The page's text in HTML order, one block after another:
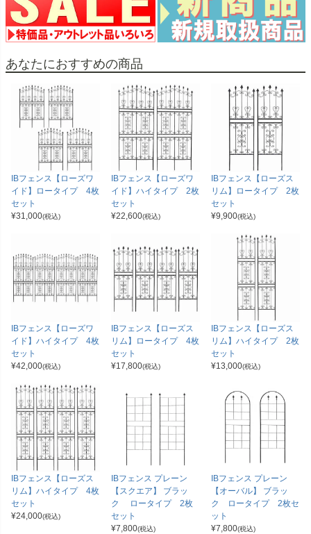
あなたにおすすめの商品
IBフェンス【ローズワ
イド】ロータイプ 4枚
セット
¥31,000(税込)
IBフェンス【ローズワ
イド】ハイタイプ 2枚
セット
¥22,600(税込)
IBフェンス【ローズス
リム】ロータイプ 2枚
セット
¥9,900(税込)
IBフェンス【ローズワ
イド】ハイタイプ 4枚
セット
¥42,000(税込)
IBフェンス【ローズス
リム】ロータイプ 4枚
セット
¥17,800(税込)
IBフェンス【ローズス
リム】ハイタイプ 2枚
セット
¥13,000(税込)
IBフェンス【ローズス
リム】ハイタイプ 4枚
セット
¥24,000(税込)
IBフェンス プレーン
【スクエア】 ブラッ
ク ロータイプ 2枚
セット
¥7,800(税込)
IBフェンス プレーン
【オーバル】 ブラッ
ク ロータイプ 2枚セ
ット
¥7,800(税込)